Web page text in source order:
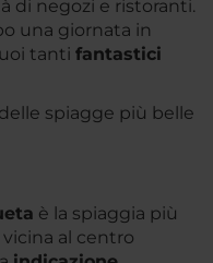
di negozi e ristoranti.
una giornata in
tanti fantastici
spiagge più belle
è la spiaggia più
al centro